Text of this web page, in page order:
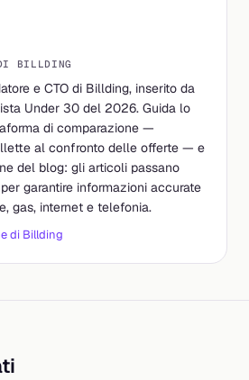
BILLDING
e CTO di Billding, inserito da
Under 30 del 2026. Guida lo
di comparazione —
al confronto delle offerte — e
del blog: gli articoli passano
garantire informazioni accurate
gas, internet e telefonia.
di Billding